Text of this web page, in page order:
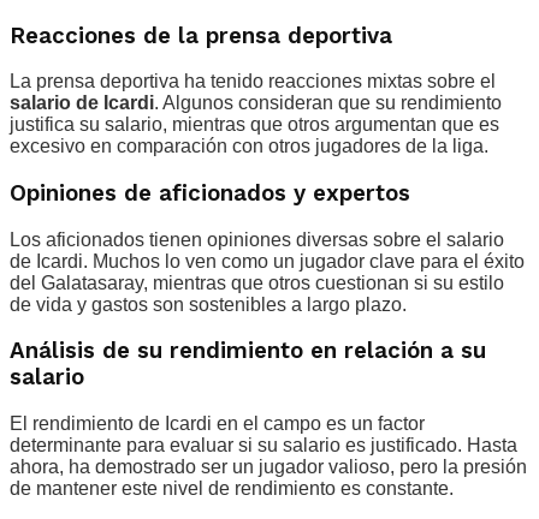
Reacciones de la prensa deportiva
La prensa deportiva ha tenido reacciones mixtas sobre el
salario de Icardi. Algunos consideran que su rendimiento
justifica su salario, mientras que otros argumentan que es
excesivo en comparación con otros jugadores de la liga.
Opiniones de aficionados y expertos
Los aficionados tienen opiniones diversas sobre el salario
de Icardi. Muchos lo ven como un jugador clave para el éxito
del Galatasaray, mientras que otros cuestionan si su estilo
de vida y gastos son sostenibles a largo plazo.
Análisis de su rendimiento en relación a su
salario
El rendimiento de Icardi en el campo es un factor
determinante para evaluar si su salario es justificado. Hasta
ahora, ha demostrado ser un jugador valioso, pero la presión
de mantener este nivel de rendimiento es constante.